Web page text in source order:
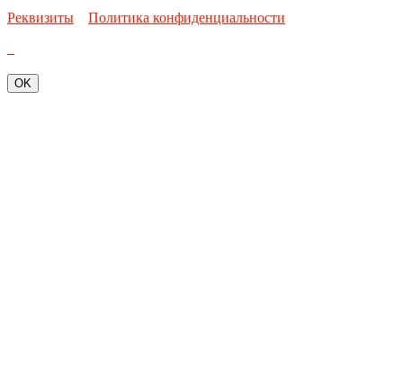
Реквизиты
Политика конфиденциальности
OK